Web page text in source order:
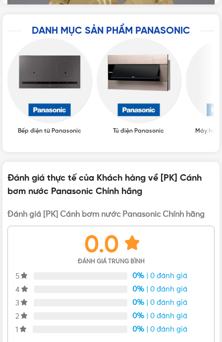
Cánh bơm máy bơm nước Panasonic
Liên hệ mua [PK] Cánh bơm nước Panasonic Chính
hãng Chính hãng, Giá tốt, Uy tín
Vui lòng liên hệ Vật Tư 365 theo các kênh bên dưới để được
được phục vụ Quý khách.
DANH MỤC SẢN PHẨM PANASONIC
Bếp điện từ Panasonic Tủ điện Panasonic Máy hút
Đánh giá thực tế của Khách hàng về [PK] Cánh
bơm nước Panasonic Chính hãng
Đánh giá [PK] Cánh bơm nước Panasonic Chính hãng
0.0
ĐÁNH GIÁ TRUNG BÌNH
5 0% | 0 đánh giá
4
0% | 0 đánh giá
3
0% | 0 đánh giá
2
0% | 0 đánh giá
1
0% | 0 đánh giá